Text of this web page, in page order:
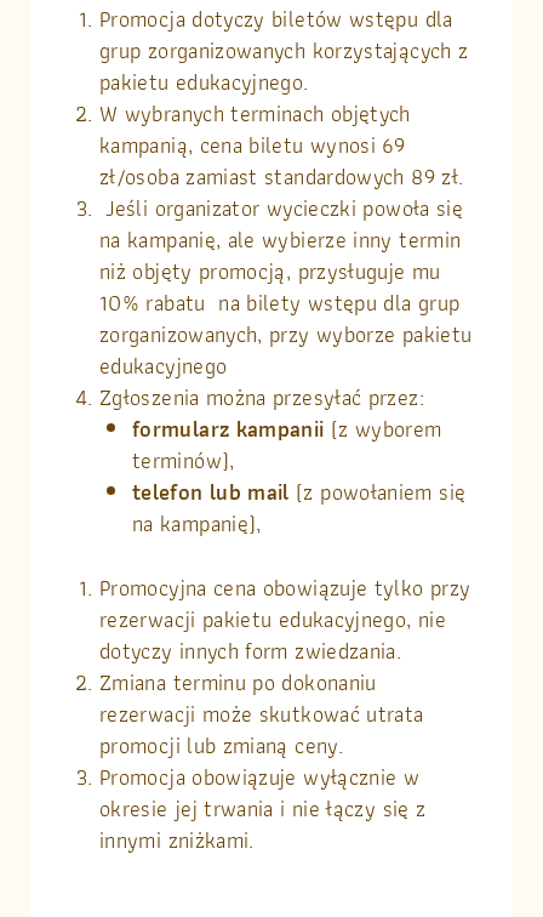
Promocja dotyczy biletów wstępu dla
grup zorganizowanych korzystających z
pakietu edukacyjnego.
W wybranych terminach objętych
kampanią, cena biletu wynosi 69
zł/osoba zamiast standardowych 89 zł.
Jeśli organizator wycieczki powoła się
na kampanię, ale wybierze inny termin
niż objęty promocją, przysługuje mu
10% rabatu na bilety wstępu dla grup
zorganizowanych, przy wyborze pakietu
edukacyjnego
Zgłoszenia można przesyłać przez:
formularz kampanii (z wyborem
terminów),
telefon lub mail (z powołaniem się
na kampanię),
Promocyjna cena obowiązuje tylko przy
rezerwacji pakietu edukacyjnego, nie
dotyczy innych form zwiedzania.
Zmiana terminu po dokonaniu
rezerwacji może skutkować utrata
promocji lub zmianą ceny.
Promocja obowiązuje wyłącznie w
okresie jej trwania i nie łączy się z
innymi zniżkami.